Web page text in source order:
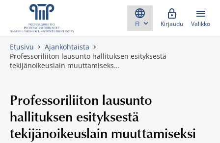
Skippaa sisältö
Kirjaudu Valikko
Etusivu
Ajankohtaista
Professoriliiton lausunto hallituksen esityksestä
tekijänoikeuslain muuttamiseks…
Professoriliiton lausunto
hallituksen esityksestä
tekijänoikeuslain muuttamiseksi